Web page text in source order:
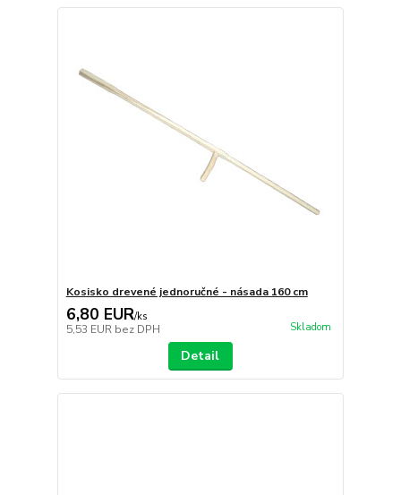
Kosisko drevené jednoručné - násada 160 cm
6,80 EUR/ks
5,53 EUR bez DPH Skladom
Detail